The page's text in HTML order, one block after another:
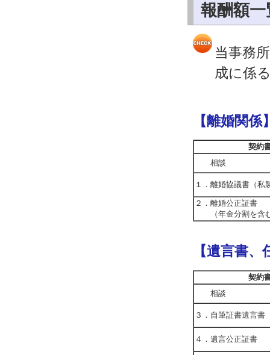
報酬額一
当事務
成に係
【離婚関係
契約
相談
１．離婚協議書（私
２．離婚公正証書
（年金分割を含
【遺言書
契約
相談
３．自筆証書遺言書
４．遺言公正証書